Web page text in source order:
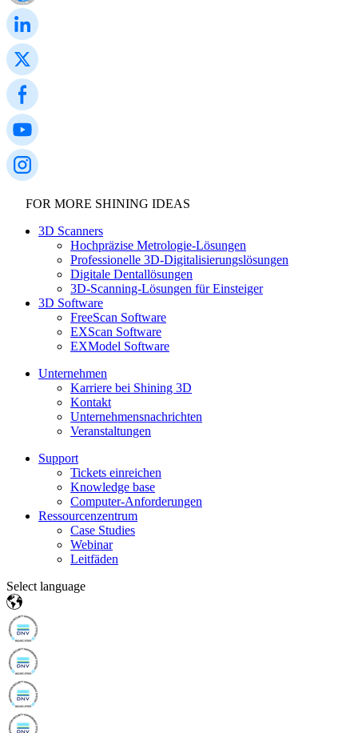
FOR MORE SHINING IDEAS
3D Scanners
Hochpräzise Metrologie-Lösungen
Professionelle 3D-Digitalisierungslösungen
Digitale Dentallösungen
3D-Scanning-Lösungen für Einsteiger
3D Software
FreeScan Software
EXScan Software
EXModel Software
Unternehmen
Karriere bei Shining 3D
Kontakt
Unternehmensnachrichten
Veranstaltungen
Support
Tickets einreichen
Knowledge base
Computer-Anforderungen
Ressourcenzentrum
Case Studies
Webinar
Leitfäden
Select language